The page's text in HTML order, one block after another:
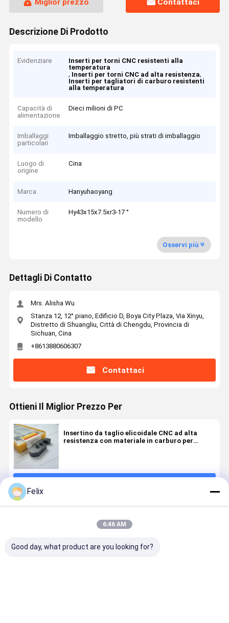
Miglior prezzo Contattaci
Descrizione Di Prodotto
Evidenziare
Inserti per torni CNC resistenti alla
temperatura
, Inserti per torni CNC ad alta resistenza,
Inserti per tagliatori di carburo resistenti
alla temperatura
Capacità di
alimentazione
Dieci milioni di PC
Imballaggi
particolari
Imballaggio stretto, più strati di imballaggio
Luogo di
origine
Cina
Marca Hanyuhaoyang
Numero di
modello
Hy43x15x7.5xr3-17 °
Osservi più
Dettagli Di Contatto
Mrs. Alisha Wu
Stanza 12, 12° piano, Edificio D, Boya City Plaza, Via Xinyu,
Distretto di Shuangliu, Città di Chengdu, Provincia di
Sichuan, Cina
+8613880606307
Contattaci
Ottieni Il Miglior Prezzo Per
Insertino da taglio elicoidale CNC ad alta
resistenza con materiale in carburo per
Prodotti Raccomandati
Felix
6:46 AM
Good day, what product are you looking for?